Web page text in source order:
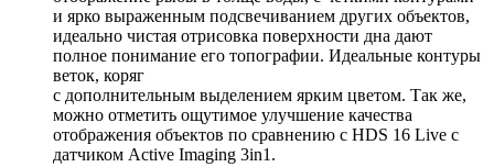
и ярко выраженным подсвечиванием других объектов,
идеально чистая отрисовка поверхности дна дают
полное понимание его топографии. Идеальные контуры
веток, коряг
с дополнительным выделением ярким цветом. Так же,
можно отметить ощутимое улучшение качества
отображения объектов по сравнению с HDS 16 Live с
датчиком Active Imaging 3in1.